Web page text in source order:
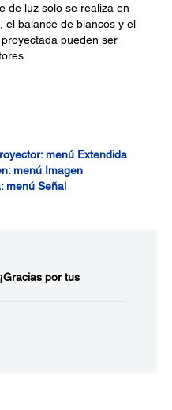
de luz solo se realiza en
el balance de blancos y el
pueden ser
menú Extendida
menú Imagen
menú Señal
¡Gracias por tus